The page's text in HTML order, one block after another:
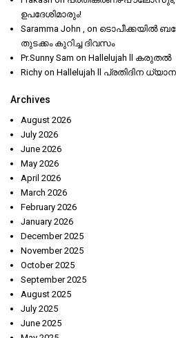
ഉപദേശിമാരും!
Saramma John , on ടൊപീക്കയിൽ
തുടക്കം കുറിച്ച ദിവസം
Pr.Sunny Sam on Hallelujah ll കരുതൽ
Richy on Hallelujah ll പ്രതിദിന ധ്യാനം
Archives
August 2026
July 2026
June 2026
May 2026
April 2026
March 2026
February 2026
January 2026
December 2025
November 2025
October 2025
September 2025
August 2025
July 2025
June 2025